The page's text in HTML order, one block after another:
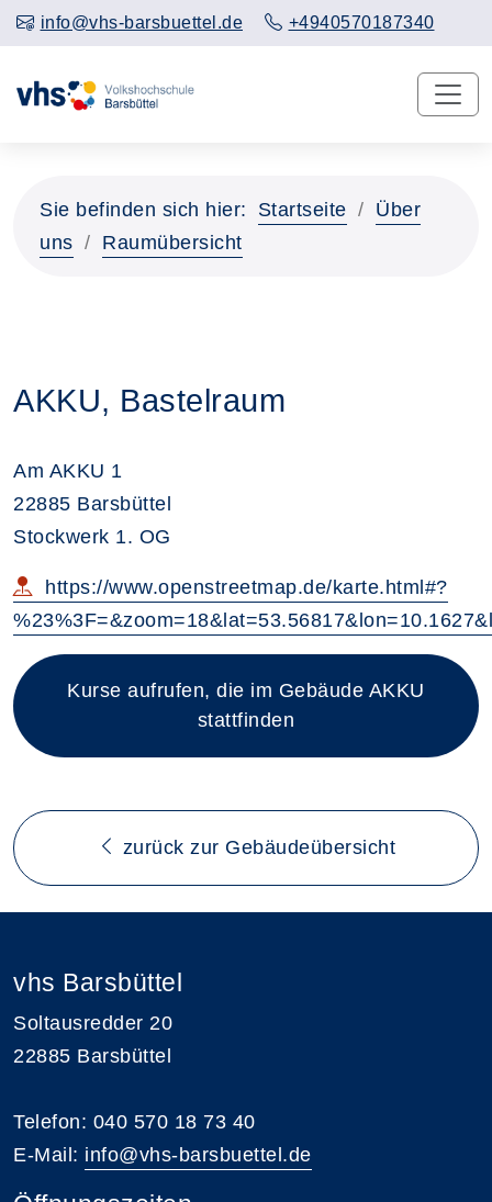
info@vhs-barsbuettel.de +4940570187340
Sie befinden sich hier: Startseite
Über
uns
Raumübersicht
AKKU, Bastelraum
Am AKKU 1
22885 Barsbüttel
Stockwerk 1. OG
https://www.openstreetmap.de/karte.html#?
Kurse aufrufen, die im Gebäude AKKU
stattfinden
zurück zur Gebäudeübersicht
vhs Barsbüttel
Soltausredder 20
22885 Barsbüttel
Telefon: 040 570 18 73 40
E-Mail: info@vhs-barsbuettel.de